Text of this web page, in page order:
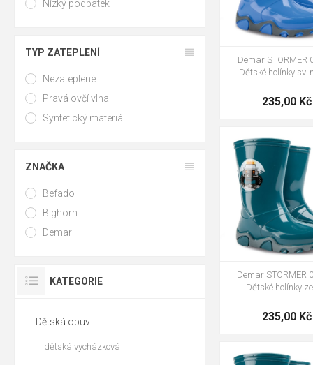
Demar STORMER
Dětské holínky sv.
235,00 Kč
Demar STORMER
Dětské holínky
235,00 Kč
28-29 30-31
34-35
Nízký podpatek
TYP ZATEPLENÍ
Nezateplené
Pravá ovčí vlna
Syntetický materiál
ZNAČKA
Befado
Bighorn
Demar
KATEGORIE
Dětská obuv
dětská vycházková